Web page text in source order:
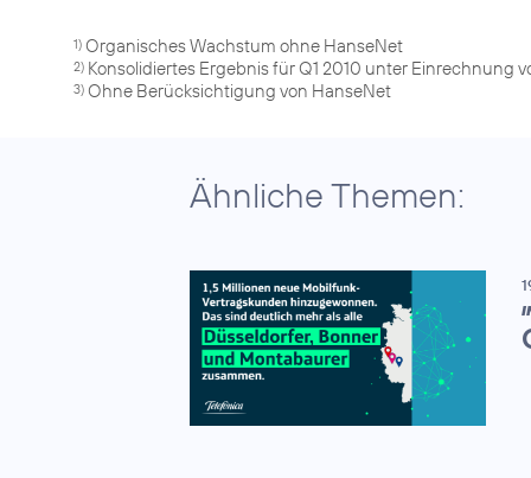
1)
2)
3) Ohne Berücksichtigung von HanseNet
Ähnliche Themen: